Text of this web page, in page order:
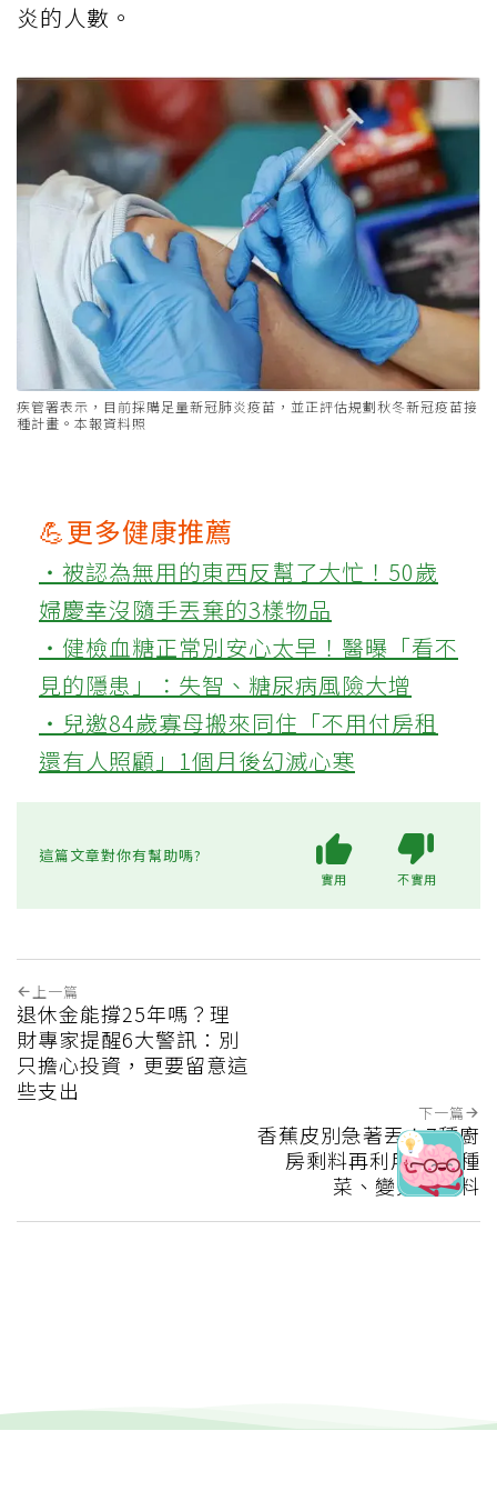
炎的人數。
疾管署表示，目前採購足量新冠肺炎疫苗，並正評估規劃秋冬新冠疫苗接
種計畫。本報資料照
💪更多健康推薦
‧被認為無用的東西反幫了大忙！50歲
婦慶幸沒隨手丟棄的3樣物品
‧健檢血糖正常別安心太早！醫曝「看不
見的隱患」：失智、糖尿病風險大增
‧兒邀84歲寡母搬來同住「不用付房租
還有人照顧」1個月後幻滅心寒
這篇文章對你有幫助嗎?
實用 不實用
上一篇
退休金能撐25年嗎？理
財專家提醒6大警訊：別
只擔心投資，更要留意這
些支出
下一篇
香蕉皮別急著丟！7種廚
房剩料再利用 還能種
菜、變天然肥料